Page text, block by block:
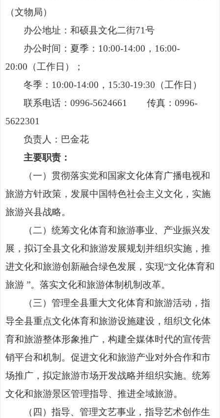
（文物局）
办公地址：和硕县文化二街71号
办公时间： 夏季： 10:00-14:00 ， 16:00-
20:00 （工作日）
；
冬季： 10:00-14:00 ， 15:30-19:30 （工作日）
联系电话：0996-5624661传真：0996-
5622301
负责人： 巴金花
主要职责：
（一）贯彻落实党和国家文化体育广播电视和
旅游方针政策， 发展中国特色社会主义文化，实施
旅游兴县战略。
（二）统筹文化体育和旅游事业、产业振兴发
展，拟订全县文化和旅游发展规划并组织实施，推
进文化和旅游创新融合绿色发展， 实现“文化体育和
旅游 ”。落实文化和旅游体制机制改革。
（三）管理全县重大文化体育和旅游活动，指
导全县重点文化体育和旅游设施建设，组织文化体
育和旅游整体形象推广，构建全媒体时代的宣传营
销平台和机制 。 促进文化和旅游产业对外合作和市
场推广 ，拟定旅游市场开发战略并组织实施。统筹
文化和旅游景区管理指导、推进全域旅游。
（ 四 ）指导、管理文艺事业，指导艺术创作生